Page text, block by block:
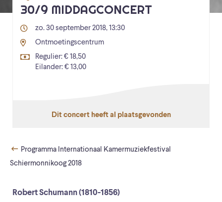
Robert Schumann (1810-1856)
30/9 MIDDAGCONCERT
zo. 30 september 2018, 13:30
Ontmoetingscentrum
Regulier: € 18,50
Eilander: € 13,00
Dit concert heeft al plaatsgevonden
Programma Internationaal Kamermuziekfestival
Schiermonnikoog 2018